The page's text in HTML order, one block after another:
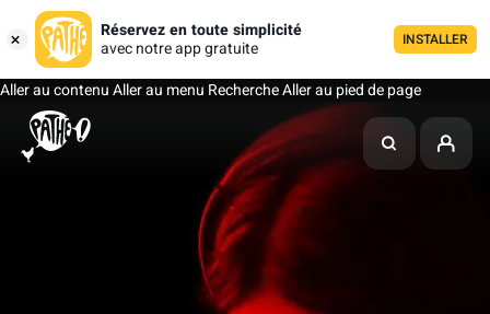
Réservez en toute simplicité
avec notre app gratuite
INSTALLER
Aller au contenuAller au menu RechercheAller au pied de page